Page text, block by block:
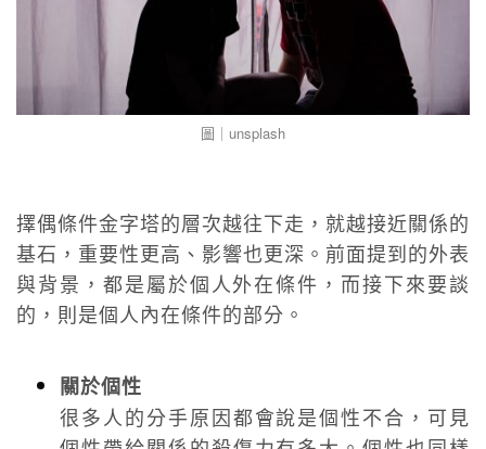
圖｜unsplash
擇偶條件金字塔的層次越往下走，就越接近關係的
基石，重要性更高、影響也更深。前面提到的外表
與背景，都是屬於個人外在條件，而接下來要談
的，則是個人內在條件的部分。
關於個性
很多人的分手原因都會說是個性不合，可見